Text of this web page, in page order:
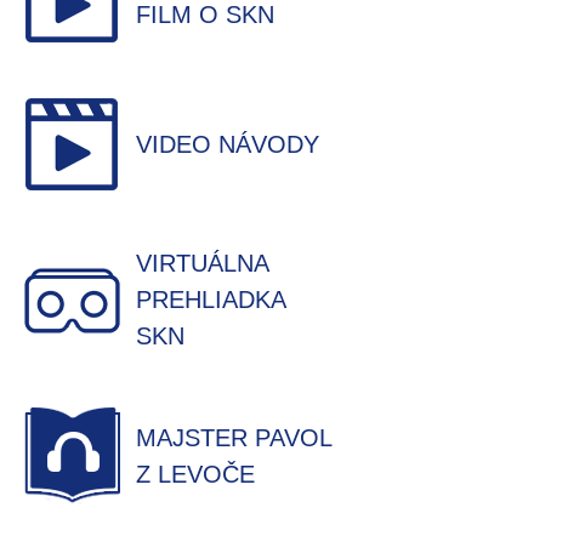
FILM O SKN
VIDEO NÁVODY
VIRTUÁLNA
PREHLIADKA
SKN
MAJSTER PAVOL
Z LEVOČE